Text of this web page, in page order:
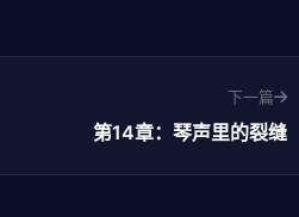
下一篇
第14章：琴声里的裂缝